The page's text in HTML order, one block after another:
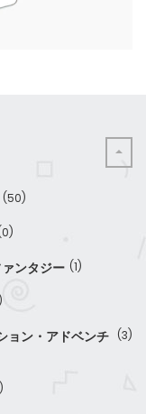
(50)
ンタジー (1)
ョン・アドベンチ (3)